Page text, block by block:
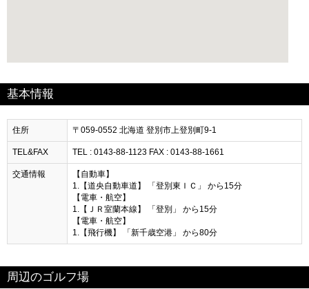
基本情報
住所 〒059-0552 北海道 登別市上登別町9-1
TEL&FAX TEL : 0143-88-1123 FAX : 0143-88-1661
交通情報
【自動車】
1.【道央自動車道】 「登別東ＩＣ」 から15分
【電車・航空】
1.【ＪＲ室蘭本線】 「登別」 から15分
【電車・航空】
1.【飛行機】 「新千歳空港」 から80分
周辺のゴルフ場